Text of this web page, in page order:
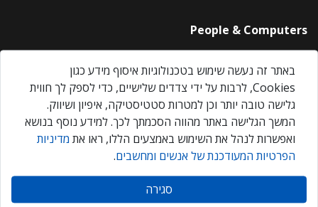
People & Computers
About Us
Privacy Policy
Contact Us
Our Events
אנשים ומחשבים © 2026 – כל הזכויות שמורות
באתר זה נעשה שימוש בטכנולוגיות איסוף מידע כגון
Cookies, לרבות על ידי צדדים שלישיים, כדי לספק לך חווית
גלישה טובה יותר וכן למטרות סטטיסטיקה, איפיון ושיווק.
המשך הגלישה באתר מהווה הסכמתך לכך. למידע נוסף בנושא
ואפשרות לנהל את השימוש באמצעים הללו, ראו את מדיניות
הפרטיות המעודכנת של אנשים ומחשבים.
סגירה